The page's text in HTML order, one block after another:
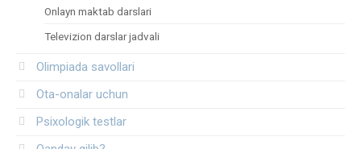
Onlayn maktab darslari
Televizion darslar jadvali
Olimpiada savollari
Ota-onalar uchun
Psixologik testlar